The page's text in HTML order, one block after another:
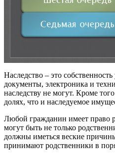
Наследство – это
документы, электроника и
наследству не могут. Кроме
долях, что и наследуемое
Любой гражданин имеет право
могут быть не только
должны иметься веские
принимают родственники в